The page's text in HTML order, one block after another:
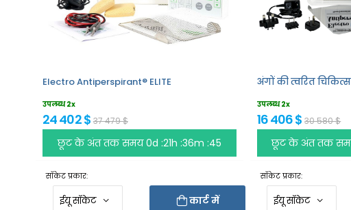
Electro Antiperspirant® ELITE
उपलब्ध 2x
24 402 $ 37 479 $
छूट के अंत तक समय0d :21h :36m :45
सॉकेट प्रकार:
कार्ट में
अंगों की त्वरित
उपलब्ध 2x
16 406 $ 30 580 $
छूट के अंत तक
सॉकेट प्रकार: